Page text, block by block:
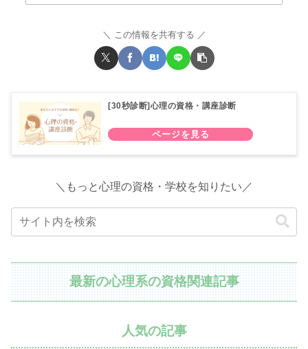
この情報を共有する
[30秒診断]心理の資格・講座診断
＼もっと心理の資格・学校を知りたい／
最新の心理系の資格関連記事
人気の記事